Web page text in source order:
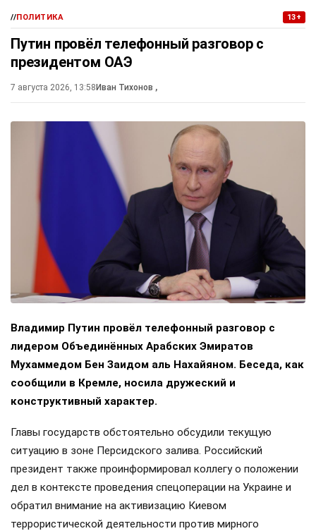
//ПОЛИТИКА 13+
Путин провёл телефонный разговор с
президентом ОАЭ
7 августа 2026, 13:58Иван Тихонов ,
Владимир Путин провёл телефонный разговор с
лидером Объединённых Арабских Эмиратов
Мухаммедом Бен Заидом аль Нахайяном. Беседа, как
сообщили в Кремле, носила дружеский и
конструктивный характер.
Главы государств обстоятельно обсудили текущую
ситуацию в зоне Персидского залива. Российский
президент также проинформировал коллегу о положении
дел в контексте проведения спецоперации на Украине и
обратил внимание на активизацию Киевом
террористической деятельности против мирного